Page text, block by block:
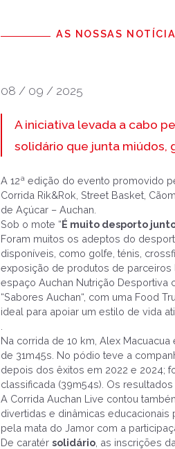
AS NOSSAS
08 / 09 / 2025
A iniciativa levada a cabo
solidário que junta miúdos,
A 12ª edição do evento promovido
Corrida Rik&Rok, Street Basket,
de Açúcar – Auchan.
Sob o mote “É muito desporto
Foram muitos os adeptos do
disponíveis, como golfe, ténis,
exposição de produtos de parceiros
espaço Auchan Nutrição
“Sabores Auchan“, com uma Food
ideal para apoiar um estilo de vida
Na corrida de 10 km, Alex
de 31m45s. No pódio teve a
depois dos êxitos em 2022 e 2024;
classificada (39m54s). Os
A Corrida Auchan Live contou
divertidas e dinâmicas
pela mata do Jamor com a
De caratér solidário , as inscrições